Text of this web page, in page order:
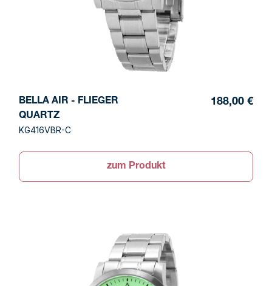
BELLA AIR - FLIEGER
QUARTZ
KG416VBR-C
188,00 €
zum Produkt